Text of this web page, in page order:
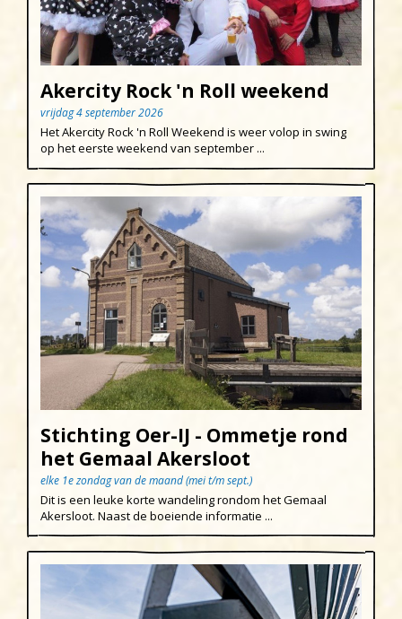
Regio
Schoorl
Uitgeest
Wijk aan Zee
Akercity Rock 'n Roll weekend
vrijdag 4 september 2026
Het Akercity Rock 'n Roll Weekend is weer volop in swing
op het eerste weekend van september ...
Stichting Oer-IJ - Ommetje rond
het Gemaal Akersloot
elke 1e zondag van de maand (mei t/m sept.)
Dit is een leuke korte wandeling rondom het Gemaal
Akersloot. Naast de boeiende informatie ...